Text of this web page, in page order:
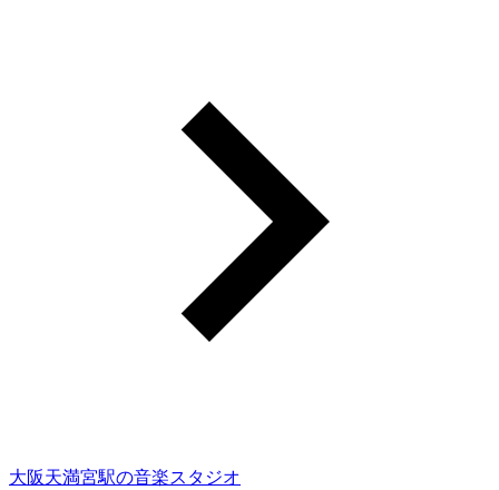
大阪天満宮駅の音楽スタジオ